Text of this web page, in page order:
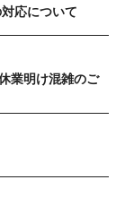
応について
明け混雑のご